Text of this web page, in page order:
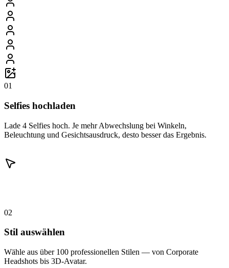
01
Selfies hochladen
Lade 4 Selfies hoch. Je mehr Abwechslung bei Winkeln,
Beleuchtung und Gesichtsausdruck, desto besser das Ergebnis.
02
Stil auswählen
Wähle aus über 100 professionellen Stilen — von Corporate
Headshots bis 3D-Avatar.